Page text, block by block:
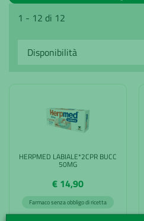
1 - 12 di 12
HERPMED LABIALE*2CPR BUCC
50MG
€ 14,90
Farmaco senza obbligo di ricetta